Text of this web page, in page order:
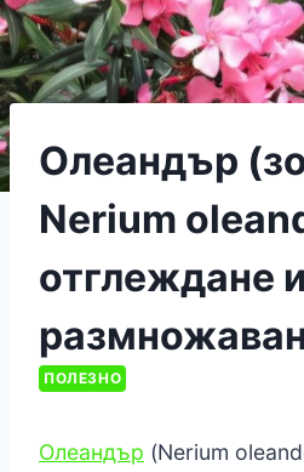
Олеандър
Nerium
отглеждане и
ПОЛЕЗНО
Олеандър (Nerium